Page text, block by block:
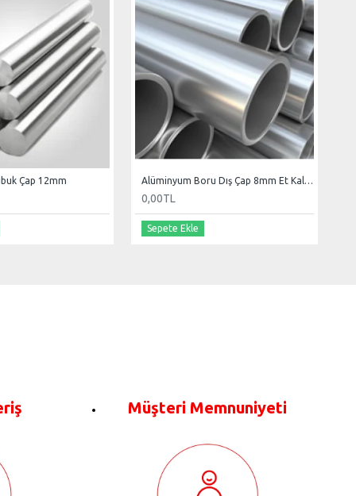
Çap 12mm Alüminyum Boru Dış Çap 8mm Et Kal 1.2mm
0,00TL
Sepete Ekle
Müşteri Memnuniyeti